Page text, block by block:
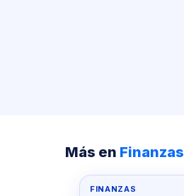
Más en Finanzas
FINANZAS